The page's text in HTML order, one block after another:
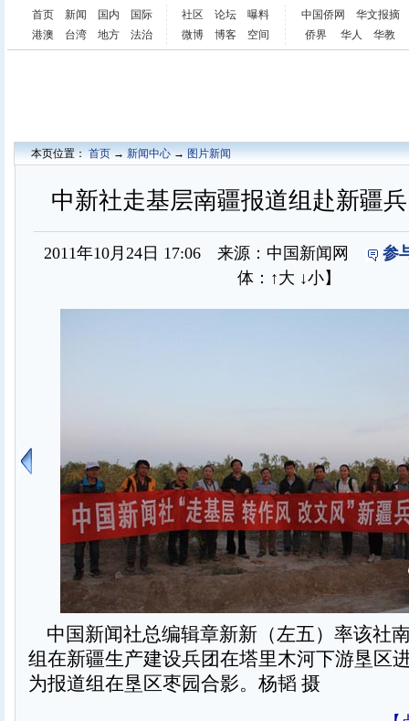
首页 新闻 国内
国际
港澳
台湾 地方 法治
社区 论坛
曝料
微博
博客 空间
中国侨网
华文报摘
侨界
华人 华教
本页位置：首页→新闻中心→图片新闻
中新社走基层南疆报道组赴新疆
2011年10月24日 17:06 来源：中国新闻网
参
体： ↑大 ↓小】
中国新闻社总编辑章新新（左五）率该社
组在新疆生产建设兵团在塔里木河下游垦区
为报道组在垦区枣园合影。杨韬 摄